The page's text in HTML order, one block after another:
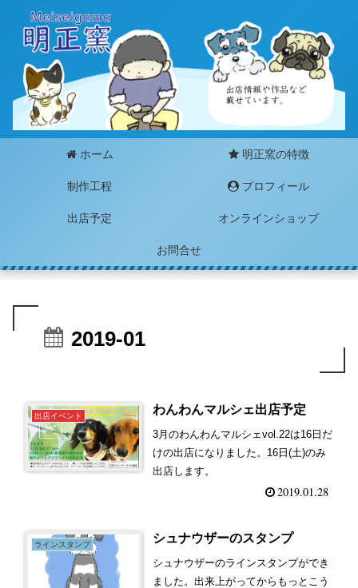
ホーム 明正窯の特徴
制作工程 プロフィール
出店予定 オンラインショップ
お問合せ
2019-01
出店イベント わんわんマルシェ出店予定
3月のわんわんマルシェvol.22は16日だ
けの出店になりました。16日(土)のみ
出店します。
2019.01.28
ラインスタンプ シュナウザーのスタンプ
シュナウザーのラインスタンプができ
ました。出来上がってからもっとこう